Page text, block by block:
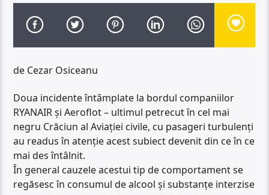
de Cezar Osiceanu
Doua incidente întâmplate la bordul companiilor
RYANAIR și Aeroflot – ultimul petrecut în cel mai
negru Crăciun al Aviației civile, cu pasageri turbulenți
au readus în atenție acest subiect devenit din ce în ce
mai des întâlnit.
În general cauzele acestui tip de comportament se
regăsesc în consumul de alcool și substanțe interzise